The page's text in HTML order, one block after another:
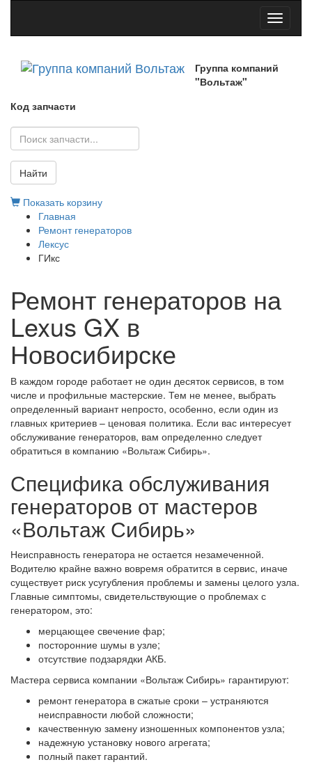
Toggle
Группа компаний
"Вольтаж"
Код запчасти
Найти
Показать корзину
Главная
Ремонт генераторов
Лексус
ГИкс
Ремонт генераторов на
Lexus GX в
Новосибирске
В каждом городе работает не один десяток сервисов, в том
числе и профильные мастерские. Тем не менее, выбрать
определенный вариант непросто, особенно, если один из
главных критериев – ценовая политика. Если вас интересует
обслуживание генераторов, вам определенно следует
обратиться в компанию «Вольтаж Сибирь».
Специфика обслуживания
генераторов от мастеров
«Вольтаж Сибирь»
Неисправность генератора не остается незамеченной.
Водителю крайне важно вовремя обратится в сервис, иначе
существует риск усугубления проблемы и замены целого узла.
Главные симптомы, свидетельствующие о проблемах с
генератором, это:
мерцающее свечение фар;
посторонние шумы в узле;
отсутствие подзарядки АКБ.
Мастера сервиса компании «Вольтаж Сибирь» гарантируют:
ремонт генератора в сжатые сроки – устраняются
неисправности любой сложности;
качественную замену изношенных компонентов узла;
надежную установку нового агрегата;
полный пакет гарантий.